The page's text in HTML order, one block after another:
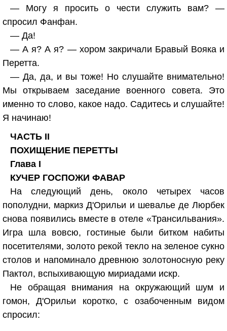
— Могу я просить о чести служить вам? —
спросил Фанфан.
— Да!
— А я? А я? — хором закричали Бравый Вояка и
Перетта.
— Да, да, и вы тоже! Но слушайте внимательно!
Мы открываем заседание военного совета. Это
именно то слово, какое надо. Садитесь и слушайте!
Я начинаю!
ЧАСТЬ II
ПОХИЩЕНИЕ ПЕРЕТТЫ
Глава I
КУЧЕР ГОСПОЖИ ФАВАР
На следующий день, около четырех часов
пополудни, маркиз Д'Орильи и шевалье де Люрбек
снова появились вместе в отеле «Трансильвания».
Игра шла вовсю, гостиные были битком набиты
посетителями, золото рекой текло на зеленое сукно
столов и напоминало древнюю золотоносную реку
Пактол, вспыхивающую мириадами искр.
Не обращая внимания на окружающий шум и
гомон, Д'Орильи коротко, с озабоченным видом
спросил: